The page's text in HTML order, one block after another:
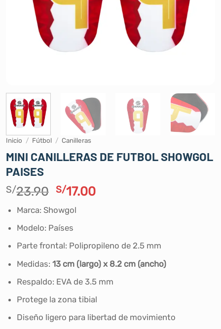
Inicio / Fútbol / Canilleras
MINI CANILLERAS DE FUTBOL SHOWGOL
PAISES
S/23.90 El
original
era:
S/23.90.
S/17.00El
S/17.00.
Marca: Showgol
Modelo: Países
Parte frontal: Polipropileno de 2.5 mm
Medidas: 13 cm (largo) x 8.2 cm (ancho)
Respaldo: EVA de 3.5 mm
Protege la zona tibial
Diseño ligero para libertad de movimiento